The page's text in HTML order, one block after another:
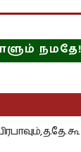
த.தே. கூ